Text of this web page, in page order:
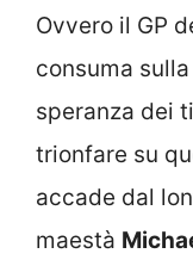
Ovvero il GP
consuma
speranza dei
trionfare su
accade dal
maestà